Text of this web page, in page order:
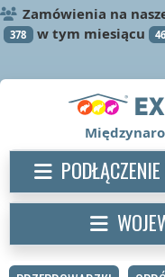
Zamówienia na
378 w tym miesiącu